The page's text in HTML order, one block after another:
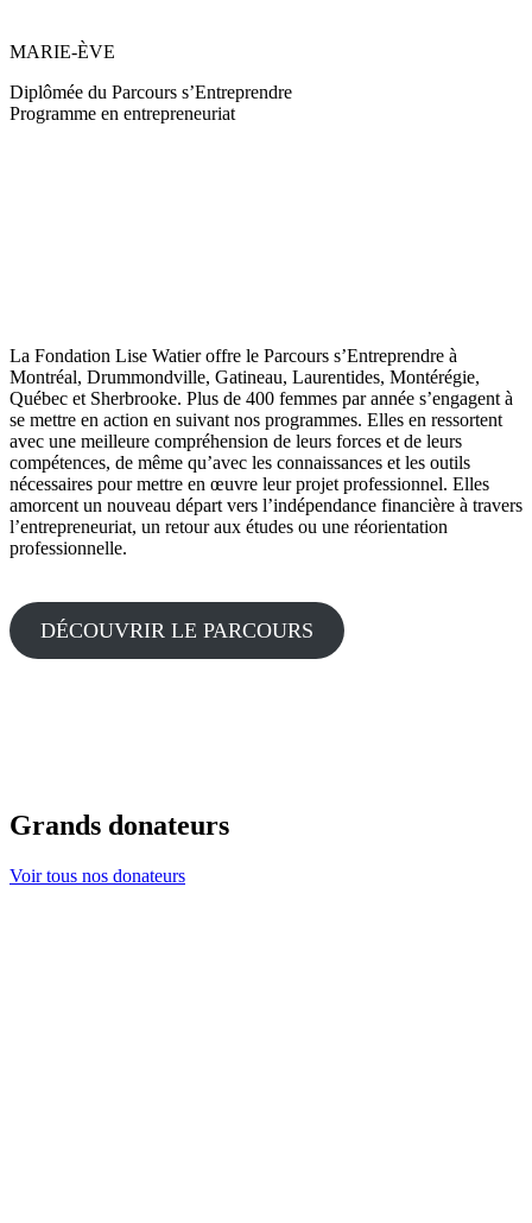
MARIE-ÈVE
Diplômée du Parcours s’Entreprendre
Programme en entrepreneuriat
La Fondation Lise Watier offre le Parcours s’Entreprendre à
Montréal, Drummondville, Gatineau, Laurentides, Montérégie,
Québec et Sherbrooke. Plus de 400 femmes par année s’engagent à
se mettre en action en suivant nos programmes. Elles en ressortent
avec une meilleure compréhension de leurs forces et de leurs
compétences, de même qu’avec les connaissances et les outils
nécessaires pour mettre en œuvre leur projet professionnel. Elles
amorcent un nouveau départ vers l’indépendance financière à travers
l’entrepreneuriat, un retour aux études ou une réorientation
professionnelle.
DÉCOUVRIR LE PARCOURS
Grands donateurs
Voir tous nos donateurs